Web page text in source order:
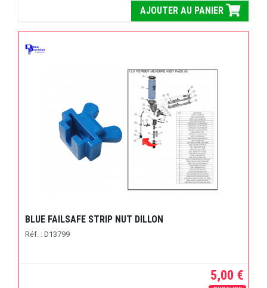
AJOUTER AU PANIER
BLUE FAILSAFE STRIP NUT DILLON
Réf. : D13799
5,00 €